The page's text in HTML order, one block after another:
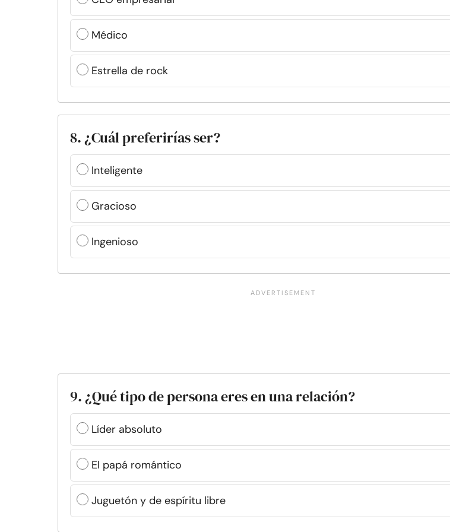
Médico
Estrella de rock
8. ¿Cuál preferirías ser?
Inteligente
Gracioso
Ingenioso
9. ¿Qué tipo de persona eres en una relación?
Líder absoluto
El papá romántico
Juguetón y de espíritu libre